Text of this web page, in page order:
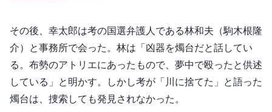
その後、幸太郎は考の国選弁護人である林和夫（駒木根隆
介）と事務所で会った。林は「凶器を燭台だと話してい
る。布勢のアトリエにあったもので、夢中で殴ったと供述
している」と明かす。しかし考が「川に捨てた」と語った
燭台は、捜索しても発見されなかった。